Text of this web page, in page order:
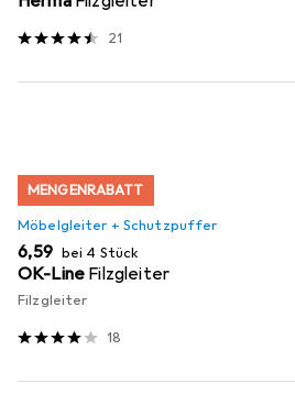
21
MENGENRABATT
Möbelgleiter + Schutzpuffer
EUR
6,59 bei 4 Stück
OK-Line Filzgleiter
Filzgleiter
18